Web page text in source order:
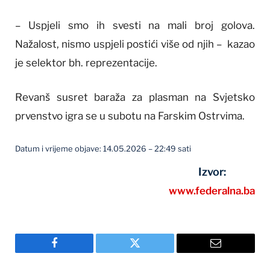
– Uspjeli smo ih svesti na mali broj golova.
Nažalost, nismo uspjeli postići više od njih – kazao
je selektor bh. reprezentacije.
Revanš susret baraža za plasman na Svjetsko
prvenstvo igra se u subotu na Farskim Ostrvima.
Datum i vrijeme objave: 14.05.2026 – 22:49 sati
Izvor:
www.federalna.ba
Facebook Twitter Email